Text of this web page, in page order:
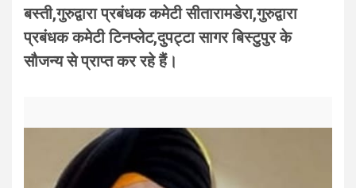
बस्ती,गुरुद्वारा प्रबंधक कमेटी सीतारामडेरा,गुरुद्वारा
प्रबंधक कमेटी टिनप्लेट,दुपट्टा सागर बिस्टुपुर के
सौजन्य से प्राप्त कर रहे हैं।